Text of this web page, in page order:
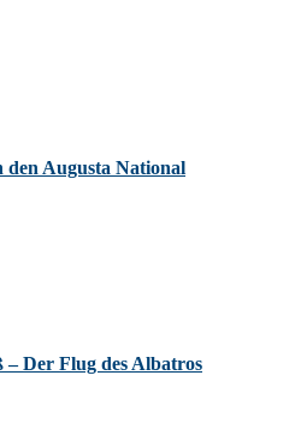
den Augusta National
Der Flug des Albatros